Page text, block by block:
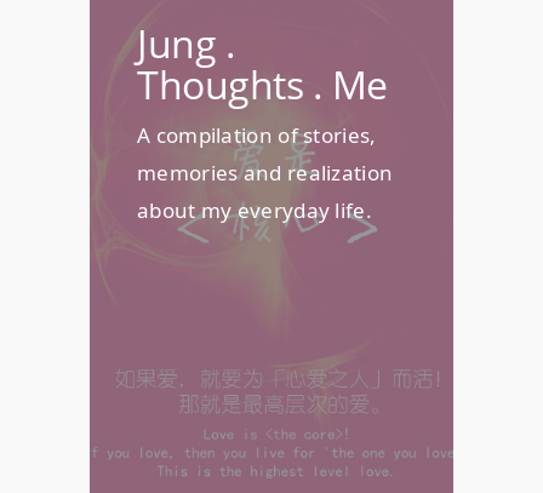
Jung .
Thoughts . Me
A compilation of stories,
memories and realization
about my everyday life.